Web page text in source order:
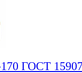
ГОСТ